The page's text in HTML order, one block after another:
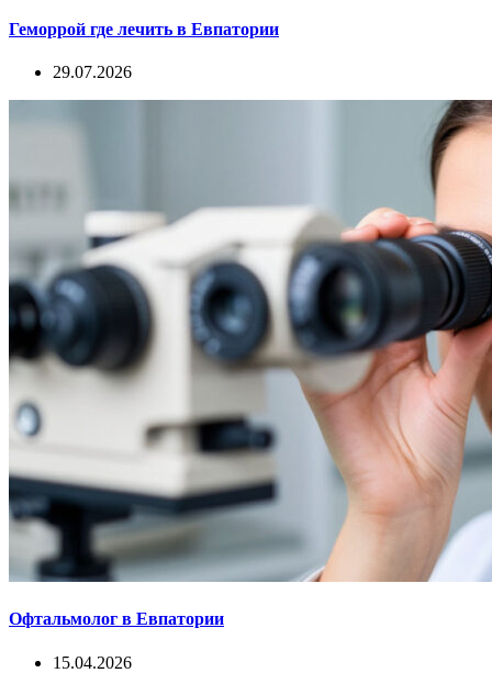
Геморрой где лечить в Евпатории
29.07.2026
Офтальмолог в Евпатории
15.04.2026